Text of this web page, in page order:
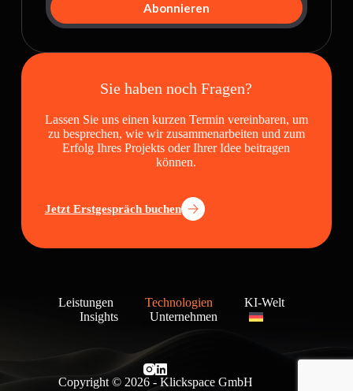
Abonnieren
Sie haben noch Fragen?
Lassen Sie uns einen kurzen Termin vereinbaren, um
zu besprechen, wie wir zusammenarbeiten und zum
Erfolg Ihres Projekts oder Ihrer Idee beitragen
können.
Jetzt Erstgespräch buchen
Leistungen Technologien
KI-Welt
Insights
Unternehmen
Copyright © 2026 - Klickspace GmbH